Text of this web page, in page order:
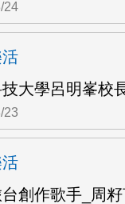
24
大學呂明峯校
23
創作歌手_周